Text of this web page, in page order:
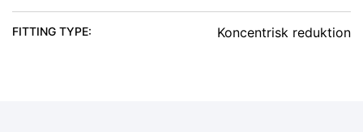
FITTING TYPE: Koncentrisk reduktion